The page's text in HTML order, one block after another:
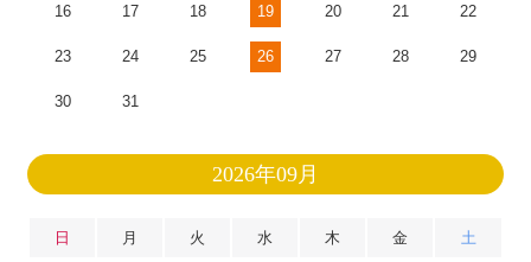
16 17 18 19 20 21 22
23 24 25 26 27 28 29
30 31
2026年09月
日 月 火 水 木 金 土